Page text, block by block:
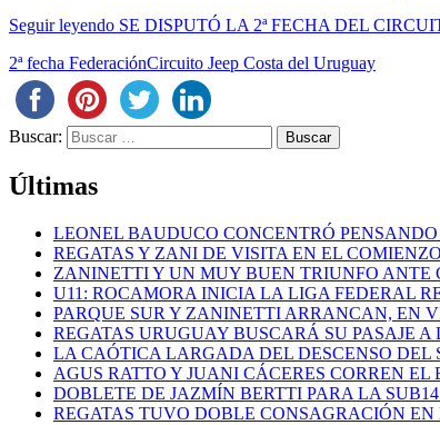
Seguir leyendo SE DISPUTÓ LA 2ª FECHA DEL
2ª fecha FederaciónCircuito Jeep Costa del Uruguay
Buscar:
Últimas
LEONEL BAUDUCO CONCENTRÓ
REGATAS Y ZANI DE VISITA EN EL
ZANINETTI Y UN MUY BUEN TRIUNFO ANTE
U11: ROCAMORA INICIA LA LIGA FEDERAL
PARQUE SUR Y ZANINETTI ARRANCAN, EN
REGATAS URUGUAY BUSCARÁ SU PASAJE
LA CAÓTICA LARGADA DEL DESCENSO DEL
AGUS RATTO Y JUANI CÁCERES CORREN
DOBLETE DE JAZMÍN BERTTI PARA LA
REGATAS TUVO DOBLE CONSAGRACIÓN